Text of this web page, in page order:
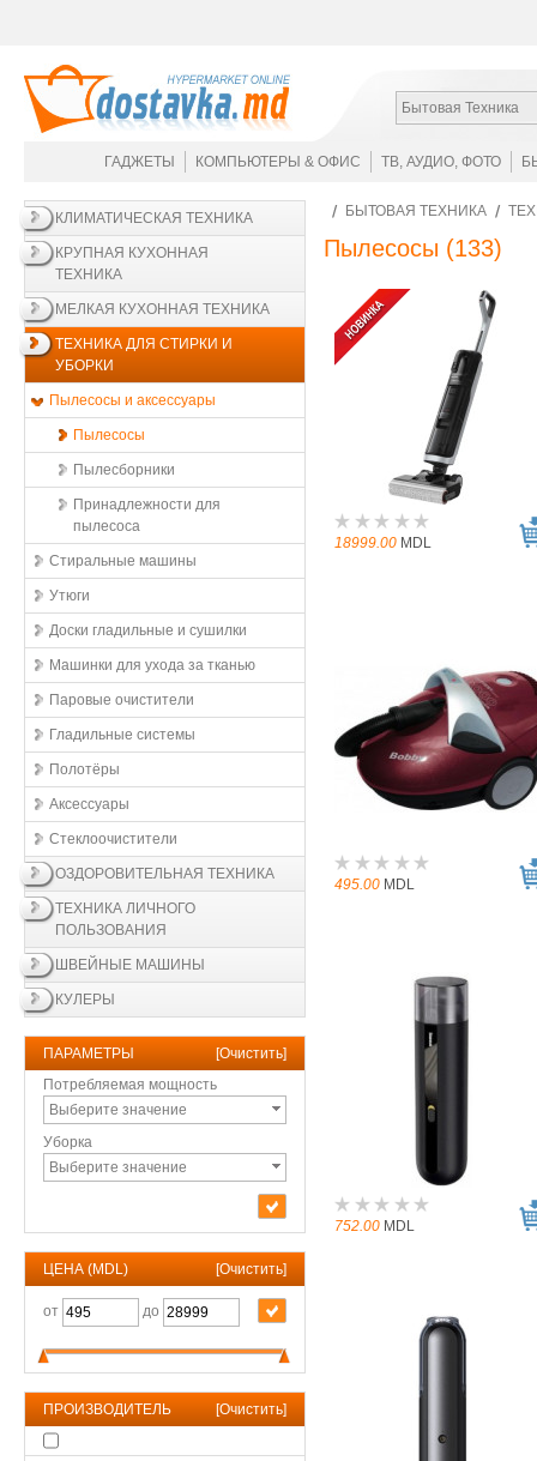
Бытовая Техника
ГАДЖЕТЫ КОМПЬЮТЕРЫ & ОФИС ТВ, АУДИО, ФОТО
КЛИМАТИЧЕСКАЯ ТЕХНИКА
КРУПНАЯ КУХОННАЯ
ТЕХНИКА
МЕЛКАЯ КУХОННАЯ ТЕХНИКА
ТЕХНИКА ДЛЯ СТИРКИ И
УБОРКИ
Пылесосы и аксессуары
Пылесосы
Пылесборники
Принадлежности для
пылесоса
Стиральные машины
Утюги
Доски гладильные и сушилки
Машинки для ухода за тканью
Паровые очистители
Гладильные системы
Полотёры
Аксессуары
Стеклоочистители
ОЗДОРОВИТЕЛЬНАЯ ТЕХНИКА
ТЕХНИКА ЛИЧНОГО
ПОЛЬЗОВАНИЯ
ШВЕЙНЫЕ МАШИНЫ
КУЛЕРЫ
ПАРАМЕТРЫ [Очистить]
Потребляемая мощность
Выберите значение
Уборка
Выберите значение
ЦЕНА (MDL) [Очистить]
от до
ПРОИЗВОДИТЕЛЬ [Очистить]
БЫТОВАЯ ТЕХНИКА
Пылесосы (133)
18999.00 MDL
495.00 MDL
752.00 MDL